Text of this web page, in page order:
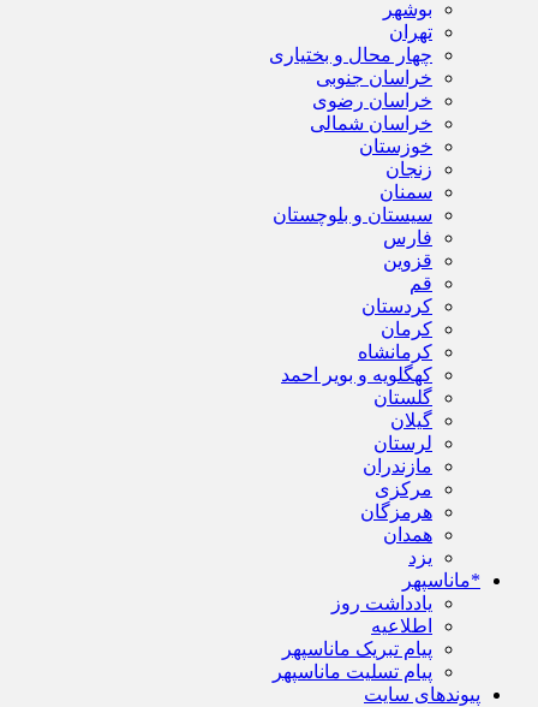
بوشهر
تهران
چهار محال و بختیاری
خراسان جنوبی
خراسان رضوی
خراسان شمالی
خوزستان
زنجان
سمنان
سیستان و بلوچستان
فارس
قزوین
قم
کردستان
کرمان
کرمانشاه
کهگلویه و بویر احمد
گلستان
گیلان
لرستان
مازندران
مرکزی
هرمزگان
همدان
یزد
*ماناسپهر
یادداشت روز
اطلاعیه
پیام تبریک ماناسپهر
پیام تسلیت ماناسپهر
پیوندهای سایت